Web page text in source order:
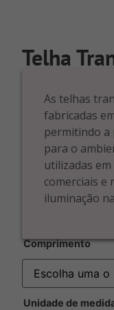
Telha
As telhas
fabricadas
permitindo a
para o
utilizadas
comerciais e
iluminação
Comprimento
Unidade de